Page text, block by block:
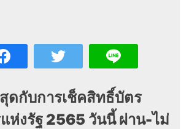
ดกับการเช็คสิทธิ์บัตร
ห่งรัฐ 2565 วันนี้ผ่าน-ไม่